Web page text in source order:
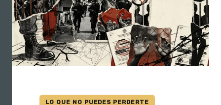
LO QUE NO PUEDES PERDERTE